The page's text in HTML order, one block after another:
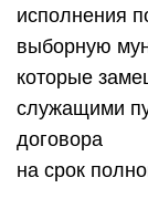
исполнения
выборную
которые
служащими
договора
на срок